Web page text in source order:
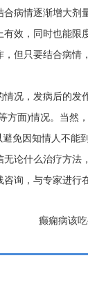
病情逐渐增大剂
效，同时也能限
但只要结合病情
况，发病后的发
方面)情况。当然
免因知情人不能
论什么治疗方法
询，与专家进行
癫痫病该